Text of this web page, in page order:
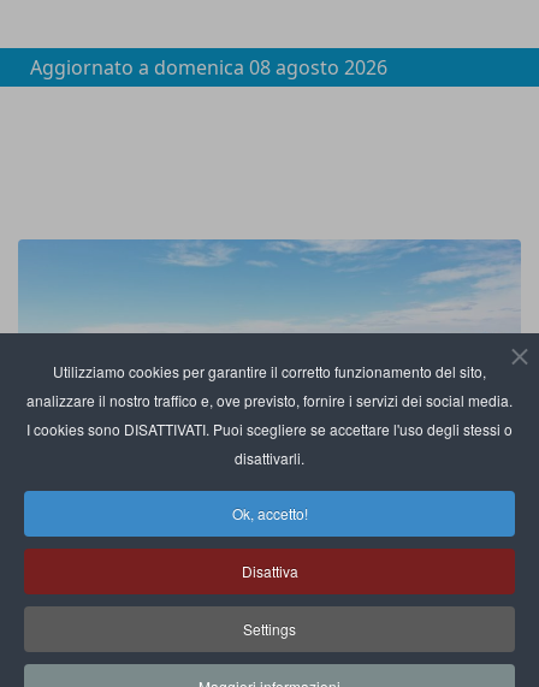
Utilizziamo cookies per garantire il corretto funzionamento del sito,
analizzare il nostro traffico e, ove previsto, fornire i servizi dei social media.
I cookies sono DISATTIVATI. Puoi scegliere se accettare l'uso degli stessi o
disattivarli.
Ok, accetto!
Disattiva
Settings
Aggiornato a domenica 08 agosto 2026
L’hub di oltre 25mila mq si trova a soli 5 km dall’uscita dell’A35
Caravaggio (BreBeMi)